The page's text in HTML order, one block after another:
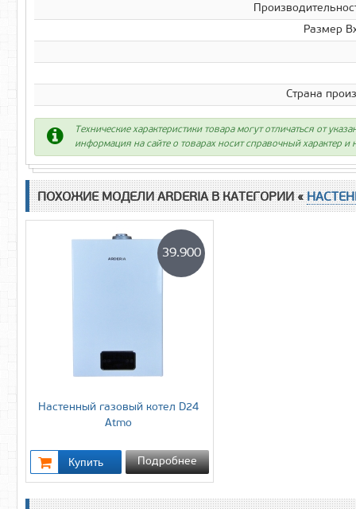
Размер
Страна
Технические характеристики товара могут отличаться от
информация на сайте о товарах носит справочный характер
ПОХОЖИЕ МОДЕЛИ ARDERIA В КАТЕГОРИИ «
Настенный газовый котел D24
Atmo
39.900
Подробнее